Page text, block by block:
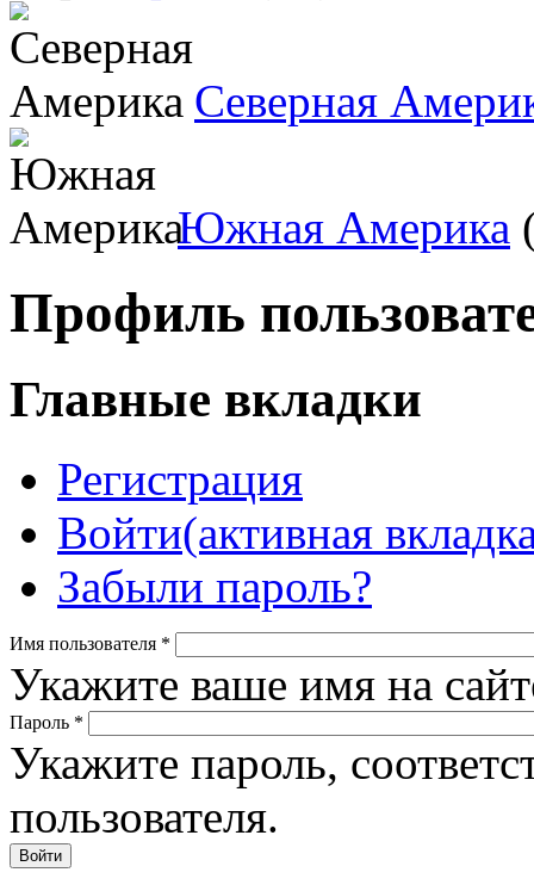
Северная
Южная Америка
Профиль
Главные вкладки
Регистрация
Войти(активная
Забыли пароль?
Имя пользователя *
Укажите ваше имя на
Пароль *
Укажите пароль,
пользователя.